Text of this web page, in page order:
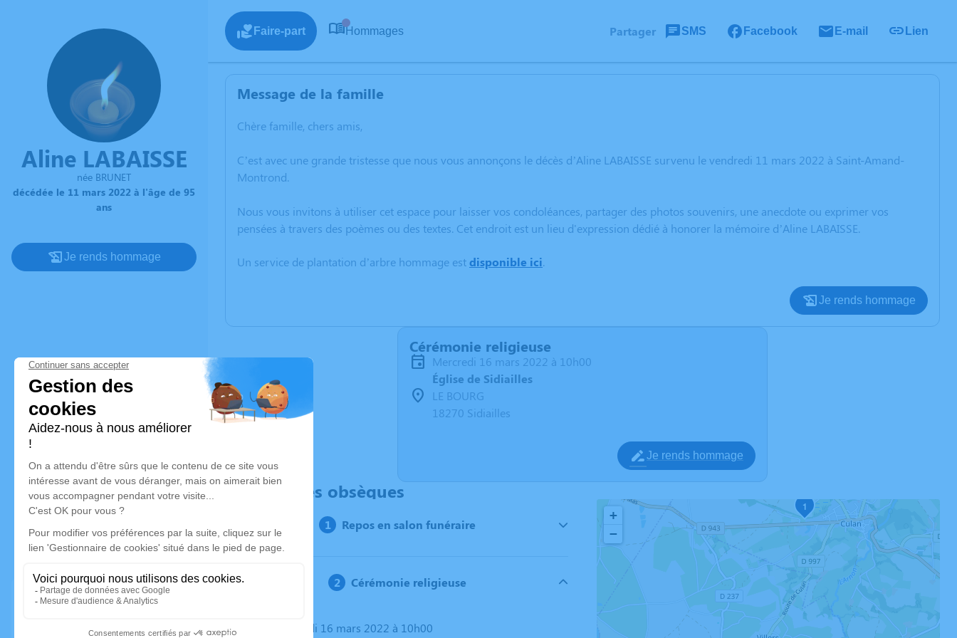
Aline LABAISSE
née BRUNET
décédée le 11 mars 2022 à l'âge de 95
ans
Je rends hommage
Faire-part Hommages Partager SMS Facebook E-mail Lien
Message de la famille
Chère famille, chers amis,
C’est avec une grande tristesse que nous vous annonçons le décès d’Aline LABAISSE survenu le vendredi 11 mars 2022 à Saint-Amand-
Montrond.
Nous vous invitons à utiliser cet espace pour laisser vos condoléances, partager des photos souvenirs, une anecdote ou exprimer vos
pensées à travers des poèmes ou des textes. Cet endroit est un lieu d'expression dédié à honorer la mémoire d’Aline LABAISSE.
Un service de plantation d’arbre hommage estdisponible ici.
Je rends hommage
Cérémonie religieuse
mercredi 16 mars 2022 à 10h00
Église de Sidiailles
LE BOURG
18270 Sidiailles
Je rends hommage
Déroulé des obsèques
Repos en salon funéraire
Cérémonie religieuse
Le mercredi 16 mars 2022 à 10h00
1
+
−